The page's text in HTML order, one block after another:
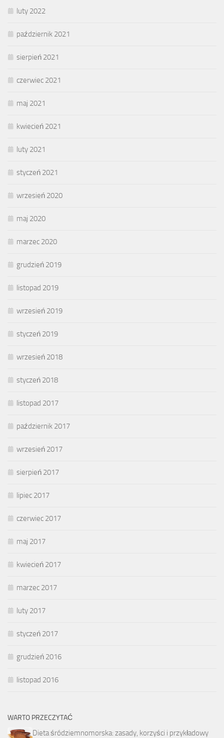
luty 2022
październik 2021
sierpień 2021
czerwiec 2021
maj 2021
kwiecień 2021
luty 2021
styczeń 2021
wrzesień 2020
maj 2020
marzec 2020
grudzień 2019
listopad 2019
wrzesień 2019
styczeń 2019
wrzesień 2018
styczeń 2018
listopad 2017
październik 2017
wrzesień 2017
sierpień 2017
lipiec 2017
czerwiec 2017
maj 2017
kwiecień 2017
marzec 2017
luty 2017
styczeń 2017
grudzień 2016
listopad 2016
WARTO PRZECZYTAĆ
Dieta śródziemnomorska: zasady, korzyści i przykładowy